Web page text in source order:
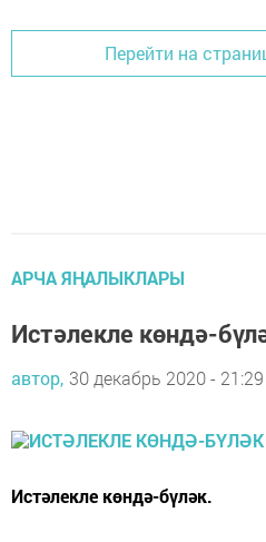
Перейти на
АРЧА ЯҢАЛЫКЛАРЫ
Истәлекле көндә-
автор, 30 декабрь 2020 - 21:29
Истәлекле көндә-бүләк.